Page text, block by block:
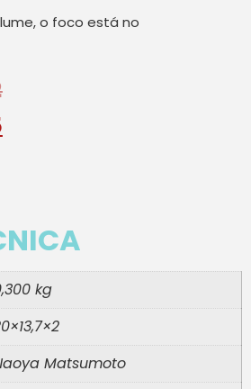
o foco está no
kg
Matsumoto